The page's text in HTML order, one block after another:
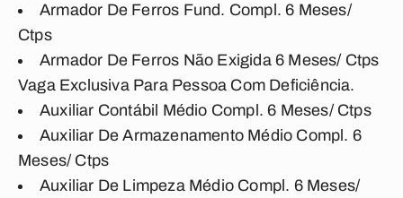
Armador De Ferros Fund. Compl. 6 Meses/
Ctps
Armador De Ferros Não Exigida 6 Meses/ Ctps
Vaga Exclusiva Para Pessoa Com Deficiência.
Auxiliar Contábil Médio Compl. 6 Meses/ Ctps
Auxiliar De Armazenamento Médio Compl. 6
Meses/ Ctps
Auxiliar De Limpeza Médio Compl. 6 Meses/